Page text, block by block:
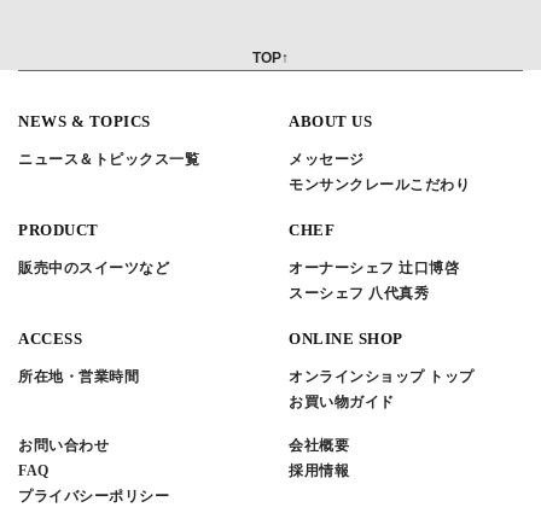
TOP↑
NEWS & TOPICS
ニュース＆トピックス一覧
ABOUT US
メッセージ
モンサンクレールこだわり
PRODUCT
販売中のスイーツなど
CHEF
オーナーシェフ 辻口博啓
スーシェフ 八代真秀
ACCESS
所在地・営業時間
ONLINE SHOP
オンラインショップ トップ
お買い物ガイド
お問い合わせ
FAQ
プライバシーポリシー
会社概要
採用情報